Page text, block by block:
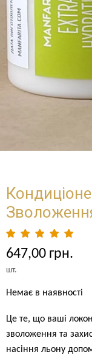
647,00 грн.
шт.
Немає в наявності
Це те, що ваші
зволоження та
насіння льону